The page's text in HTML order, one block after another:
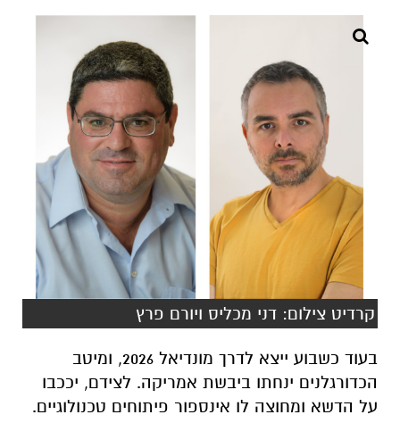
קרדיט צילום: דני מכליס ויורם פרץ
בעוד כשבוע ייצא לדרך מונדיאל 2026, ומיטב
הכדורגלנים ינחתו ביבשת אמריקה. לצידם, יככבו
על הדשא ומחוצה לו אינספור פיתוחים טכנולוגיים.